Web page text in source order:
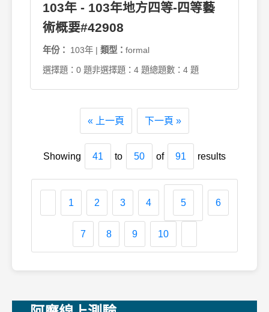
103年 - 103年地方四等-四等藝
術概要#42908
年份： 103年 | 類型： formal
選擇題：0 題非選擇題：4 題總題數：4 題
« 上一頁 下一頁 »
Showing 41 to 50 of 91 results
1 2 3 4 5 6
7 8 9 10